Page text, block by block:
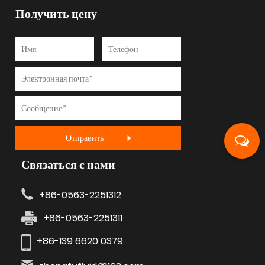
Получить цену
Отправить
Связаться с нами
+86-0563-2251312
+86-0563-2251311
+86-139 6620 0379